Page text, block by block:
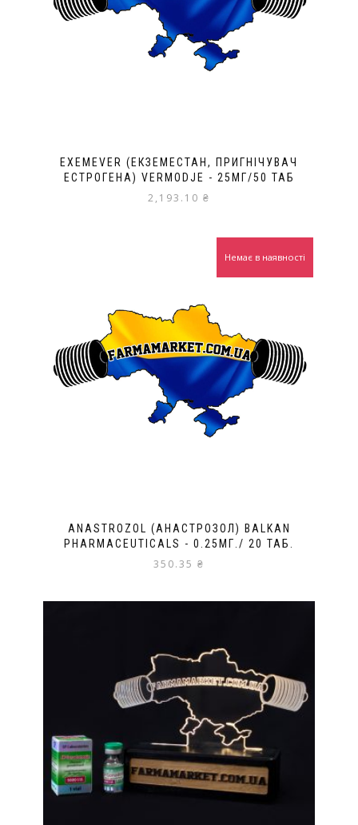
EXEMEVER (ЕКЗЕМЕСТАН, ПРИГНІЧУВАЧ
ЕСТРОГЕНА) VERMODJE - 25МГ/50 ТАБ
2,193.10 ₴
ANASTROZOL (АНАСТРОЗОЛ) BALKAN
PHARMACEUTICALS - 0.25МГ./ 20 ТАБ.
350.35 ₴
Немає в наявності